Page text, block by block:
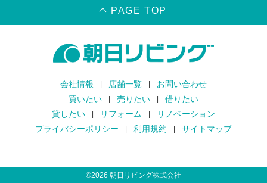
PAGE TOP
会社情報 店舗一覧
お問い合わせ
買いたい
売りたい
借りたい
貸したい
リフォーム
リノベーション
プライバシーポリシー
利用規約 サイトマップ
©2026 朝日リビング株式会社